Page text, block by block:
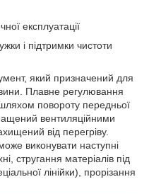
експлуатації
і підтримки чистоти
який призначений для
Плавне регулювання
повороту передньої
вентиляційними
від перегріву.
виконувати наступні
стругання матеріалів під
лінійки), прорізання